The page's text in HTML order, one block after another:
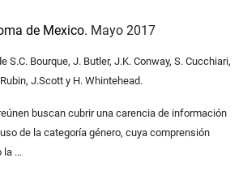
de Mexico. Mayo 2017
S.C. Bourque, J. Butler, J.K. Conway, S. Cucchiari,
J.Scott y H. Whintehead.
buscan cubrir una carencia de información
de la categoría género, cuya comprensión
la ...